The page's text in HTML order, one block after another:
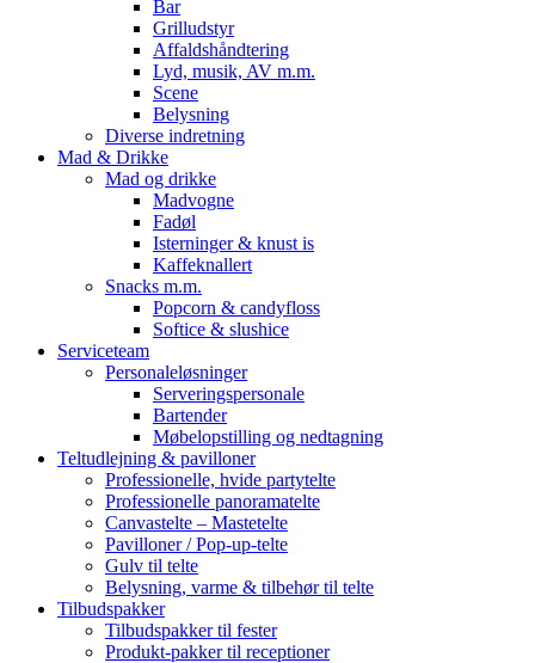
Bar
Grilludstyr
Affaldshåndtering
Lyd, musik, AV m.m.
Scene
Belysning
Diverse indretning
Mad & Drikke
Mad og drikke
Madvogne
Fadøl
Isterninger & knust is
Kaffeknallert
Snacks m.m.
Popcorn & candyfloss
Softice & slushice
Serviceteam
Personaleløsninger
Serveringspersonale
Bartender
Møbelopstilling og nedtagning
Teltudlejning & pavilloner
Professionelle, hvide partytelte
Professionelle panoramatelte
Canvastelte – Mastetelte
Pavilloner / Pop-up-telte
Gulv til telte
Belysning, varme & tilbehør til telte
Tilbudspakker
Tilbudspakker til fester
Produkt-pakker til receptioner